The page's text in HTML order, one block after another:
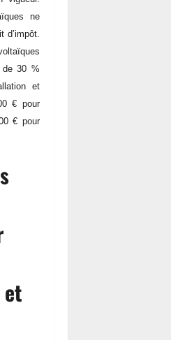
ne
d’impôt.
de 30 %
et
€ pour
€ pour